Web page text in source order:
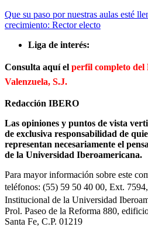
Que su paso por nuestras aulas esté
crecimiento: Rector electo
Liga de interés:
Consulta aquí el perfil completo
Valenzuela, S.J.
Redacción IBERO
Las opiniones y puntos de vista
de exclusiva responsabilidad de
representan necesariamente el
de la Universidad Iberoamericana.
Para mayor información sobre este
teléfonos: (55) 59 50 40 00, Ext.
Institucional de la Universidad
Prol. Paseo de la Reforma 880,
Santa Fe, C.P. 01219